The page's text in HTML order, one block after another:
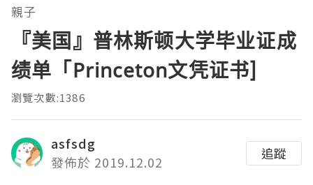
親子
『美国』普林斯顿大学毕业证成
绩单「Princeton文凭证书]
瀏覽次數:1386
asfsdg
發佈於 2019.12.02
追蹤